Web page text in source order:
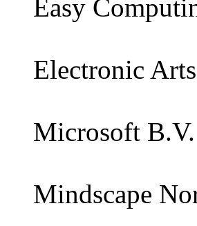
Easy
Electronic Arts
Microsoft B.V.
Mindscape